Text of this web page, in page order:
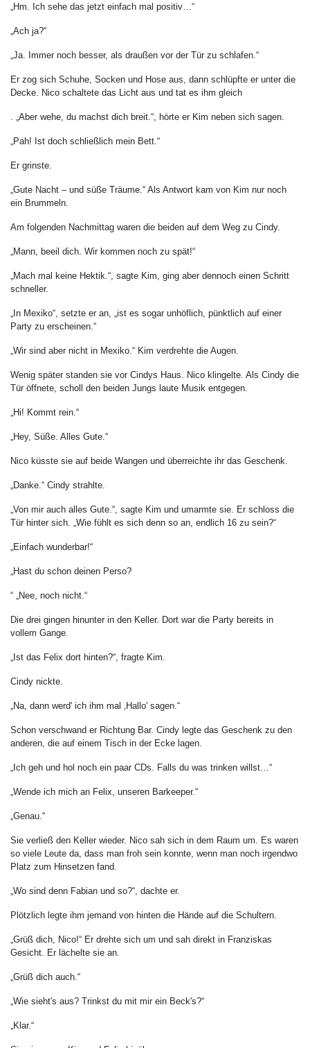
„Hm. Ich sehe das jetzt einfach mal positiv…“
„Ach ja?“
„Ja. Immer noch besser, als draußen vor der Tür zu schlafen.“
Er zog sich Schuhe, Socken und Hose aus, dann schlüpfte er unter die
Decke. Nico schaltete das Licht aus und tat es ihm gleich
. „Aber wehe, du machst dich breit.“, hörte er Kim neben sich sagen.
„Pah! Ist doch schließlich mein Bett.“
Er grinste.
„Gute Nacht – und süße Träume.“ Als Antwort kam von Kim nur noch
ein Brummeln.
Am folgenden Nachmittag waren die beiden auf dem Weg zu Cindy.
„Mann, beeil dich. Wir kommen noch zu spät!“
„Mach mal keine Hektik.“, sagte Kim, ging aber dennoch einen Schritt
schneller.
„In Mexiko“, setzte er an, „ist es sogar unhöflich, pünktlich auf einer
Party zu erscheinen.“
„Wir sind aber nicht in Mexiko.“ Kim verdrehte die Augen.
Wenig später standen sie vor Cindys Haus. Nico klingelte. Als Cindy die
Tür öffnete, scholl den beiden Jungs laute Musik entgegen.
„Hi! Kommt rein.“
„Hey, Süße. Alles Gute.“
Nico küsste sie auf beide Wangen und überreichte ihr das Geschenk.
„Danke.“ Cindy strahlte.
„Von mir auch alles Gute.“, sagte Kim und umarmte sie. Er schloss die
Tür hinter sich. „Wie fühlt es sich denn so an, endlich 16 zu sein?“
„Einfach wunderbar!“
„Hast du schon deinen Perso?
“ „Nee, noch nicht.“
Die drei gingen hinunter in den Keller. Dort war die Party bereits in
vollem Gange.
„Ist das Felix dort hinten?“, fragte Kim.
Cindy nickte.
„Na, dann werd' ich ihm mal ‚Hallo' sagen.“
Schon verschwand er Richtung Bar. Cindy legte das Geschenk zu den
anderen, die auf einem Tisch in der Ecke lagen.
„Ich geh und hol noch ein paar CDs. Falls du was trinken willst…“
„Wende ich mich an Felix, unseren Barkeeper.“
„Genau.“
Sie verließ den Keller wieder. Nico sah sich in dem Raum um. Es waren
so viele Leute da, dass man froh sein konnte, wenn man noch irgendwo
Platz zum Hinsetzen fand.
„Wo sind denn Fabian und so?“, dachte er.
Plötzlich legte ihm jemand von hinten die Hände auf die Schultern.
„Grüß dich, Nico!“ Er drehte sich um und sah direkt in Franziskas
Gesicht. Er lächelte sie an.
„Grüß dich auch.“
„Wie sieht's aus? Trinkst du mit mir ein Beck's?“
„Klar.“